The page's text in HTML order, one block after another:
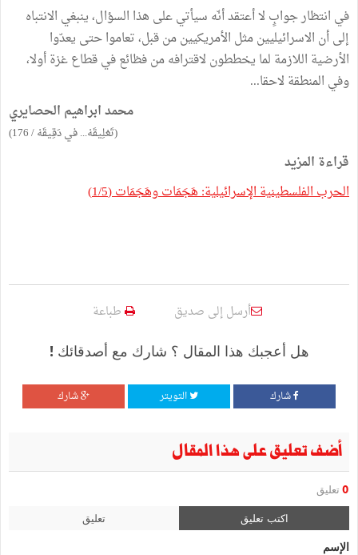
في انتظار جوابٍ لا أعتقد أنّه سيأتي على هذا السؤال، ينبغي الانتباه
إلى أن الاسرائيليين مثل الأمريكيين من قبل، تعاموا حتى يعدّوا
الأرضية اللازمة لما يخططون لاقترافه من فظائع في قطاع غزة أولا،
وفي المنطقة لاحقا...
محمد ابراهيم الحصايري
(تَعْلِيقَهْ... في دَقِيقَهْ / 176)
قراءة المزيد
الحرب الفلسطينية الإسرائيلية: هَجَمَات وهَجَمَات (1/5)
أرسل إلى صديق طباعة
هل أعجبك هذا المقال ؟ شارك مع أصدقائك !
شارك التويتر شارك
أضف تعليق على هذا المقال
0 تعليق
اكتب تعليق تعليق
الإسم